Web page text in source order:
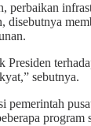
perbaikan
disebutnya
Presiden
sebutnya.
pemerintah
program